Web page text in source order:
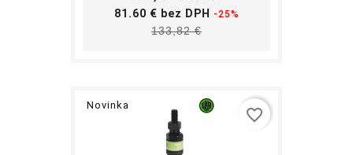
81.60 € bez DPH Základná
-25%
133,82 €Cena
Novinka
favorite_border